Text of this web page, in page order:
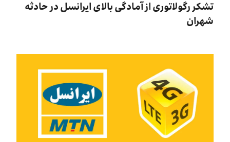
محصولات
سرویس‌های ویژه
تشکر رگولاتوری از آمادگی بالای ایرانسل در حادثه
شهران